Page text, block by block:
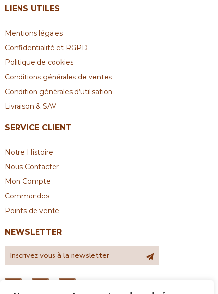
LIENS UTILES
Mentions légales
Confidentialité et RGPD
Politique de cookies
Conditions générales de ventes
Condition générales d’utilisation
Livraison & SAV
SERVICE CLIENT
Notre Histoire
Nous Contacter
Mon Compte
Commandes
Points de vente
NEWSLETTER